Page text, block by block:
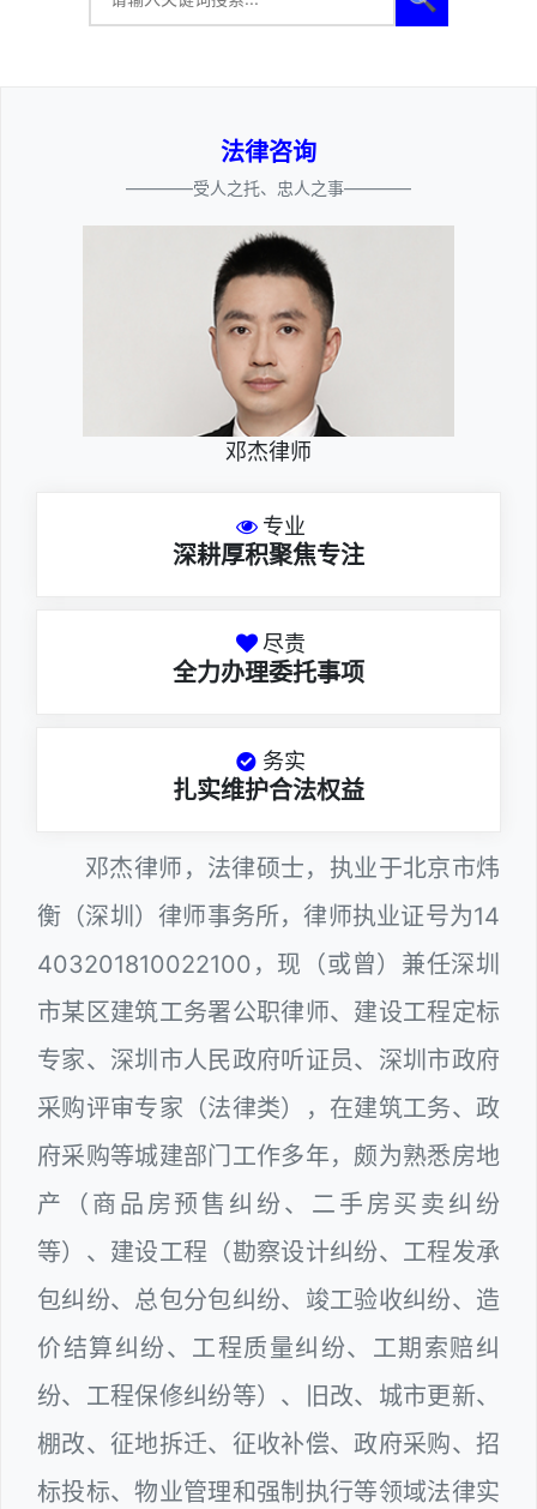
法律咨询
————受人之托、忠人之事————
邓杰律师
专业
深耕厚积聚焦专注
尽责
全力办理委托事项
务实
扎实维护合法权益
邓杰律师，法律硕士，执业于北京市炜
衡（深圳）律师事务所，律师执业证号为14
403201810022100，现（或曾）兼任深圳
市某区建筑工务署公职律师、建设工程定标
专家、深圳市人民政府听证员、深圳市政府
采购评审专家（法律类），在建筑工务、政
府采购等城建部门工作多年，颇为熟悉房地
产（商品房预售纠纷、二手房买卖纠纷
等）、建设工程（勘察设计纠纷、工程发承
包纠纷、总包分包纠纷、竣工验收纠纷、造
价结算纠纷、工程质量纠纷、工期索赔纠
纷、工程保修纠纷等）、旧改、城市更新、
棚改、征地拆迁、征收补偿、政府采购、招
标投标、物业管理和强制执行等领域法律实